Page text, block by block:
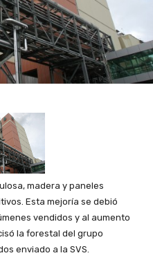
madera y paneles
Esta mejoría se debió
vendidos y al aumento
la forestal del grupo
enviado a la SVS.